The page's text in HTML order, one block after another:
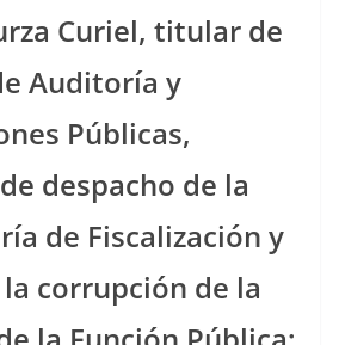
Curiel, titular de
Auditoría y
Públicas,
despacho de la
de Fiscalización y
corrupción de la